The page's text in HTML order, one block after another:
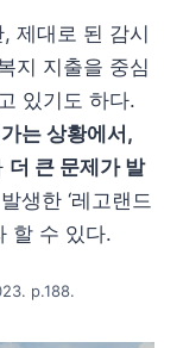
제대로 된 감시
지 지출을 중심
있기도 하다.
는 상황에서,
더 큰 문제가 발
생한 ‘레고랜드
할 수 있다.
p.188.